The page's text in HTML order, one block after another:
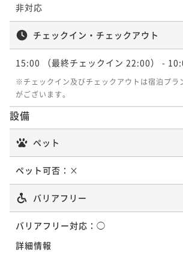
【早期割28】28日前のご予約でお得に
プラン（2食付）
ポイント即利用で
日田名物鰻のせいろ蒸しなど『極上会席
付）
二食付き 現地決済可
非対応
チェックイン・チェックアウト
15:00 （最終チェックイン 22:00） -
※チェックイン及びチェックアウトは宿泊プラ
がございます。
設備
ペット
ペット可否： ×
バリアフリー
バリアフリー対応： ◯
詳細情報